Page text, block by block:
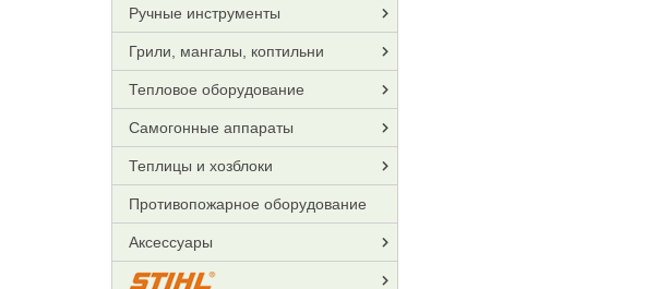
Ручные инструменты
Грили, мангалы, коптильни
Тепловое оборудование
Самогонные аппараты
Теплицы и хозблоки
Противопожарное оборудование
Аксессуары